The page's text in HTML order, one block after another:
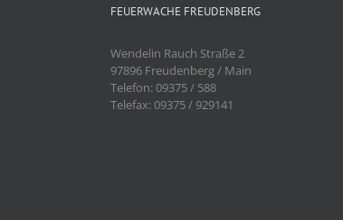
FEUERWACHE FREUDENBERG
Wendelin Rauch Straße 2
97896 Freudenberg / Main
Telefon: 09375 / 588
Telefax: 09375 / 929141